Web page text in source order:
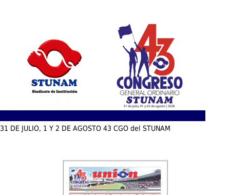
31 DE JULIO, 1 Y 2 DE AGOSTO 43 CGO del STUNAM